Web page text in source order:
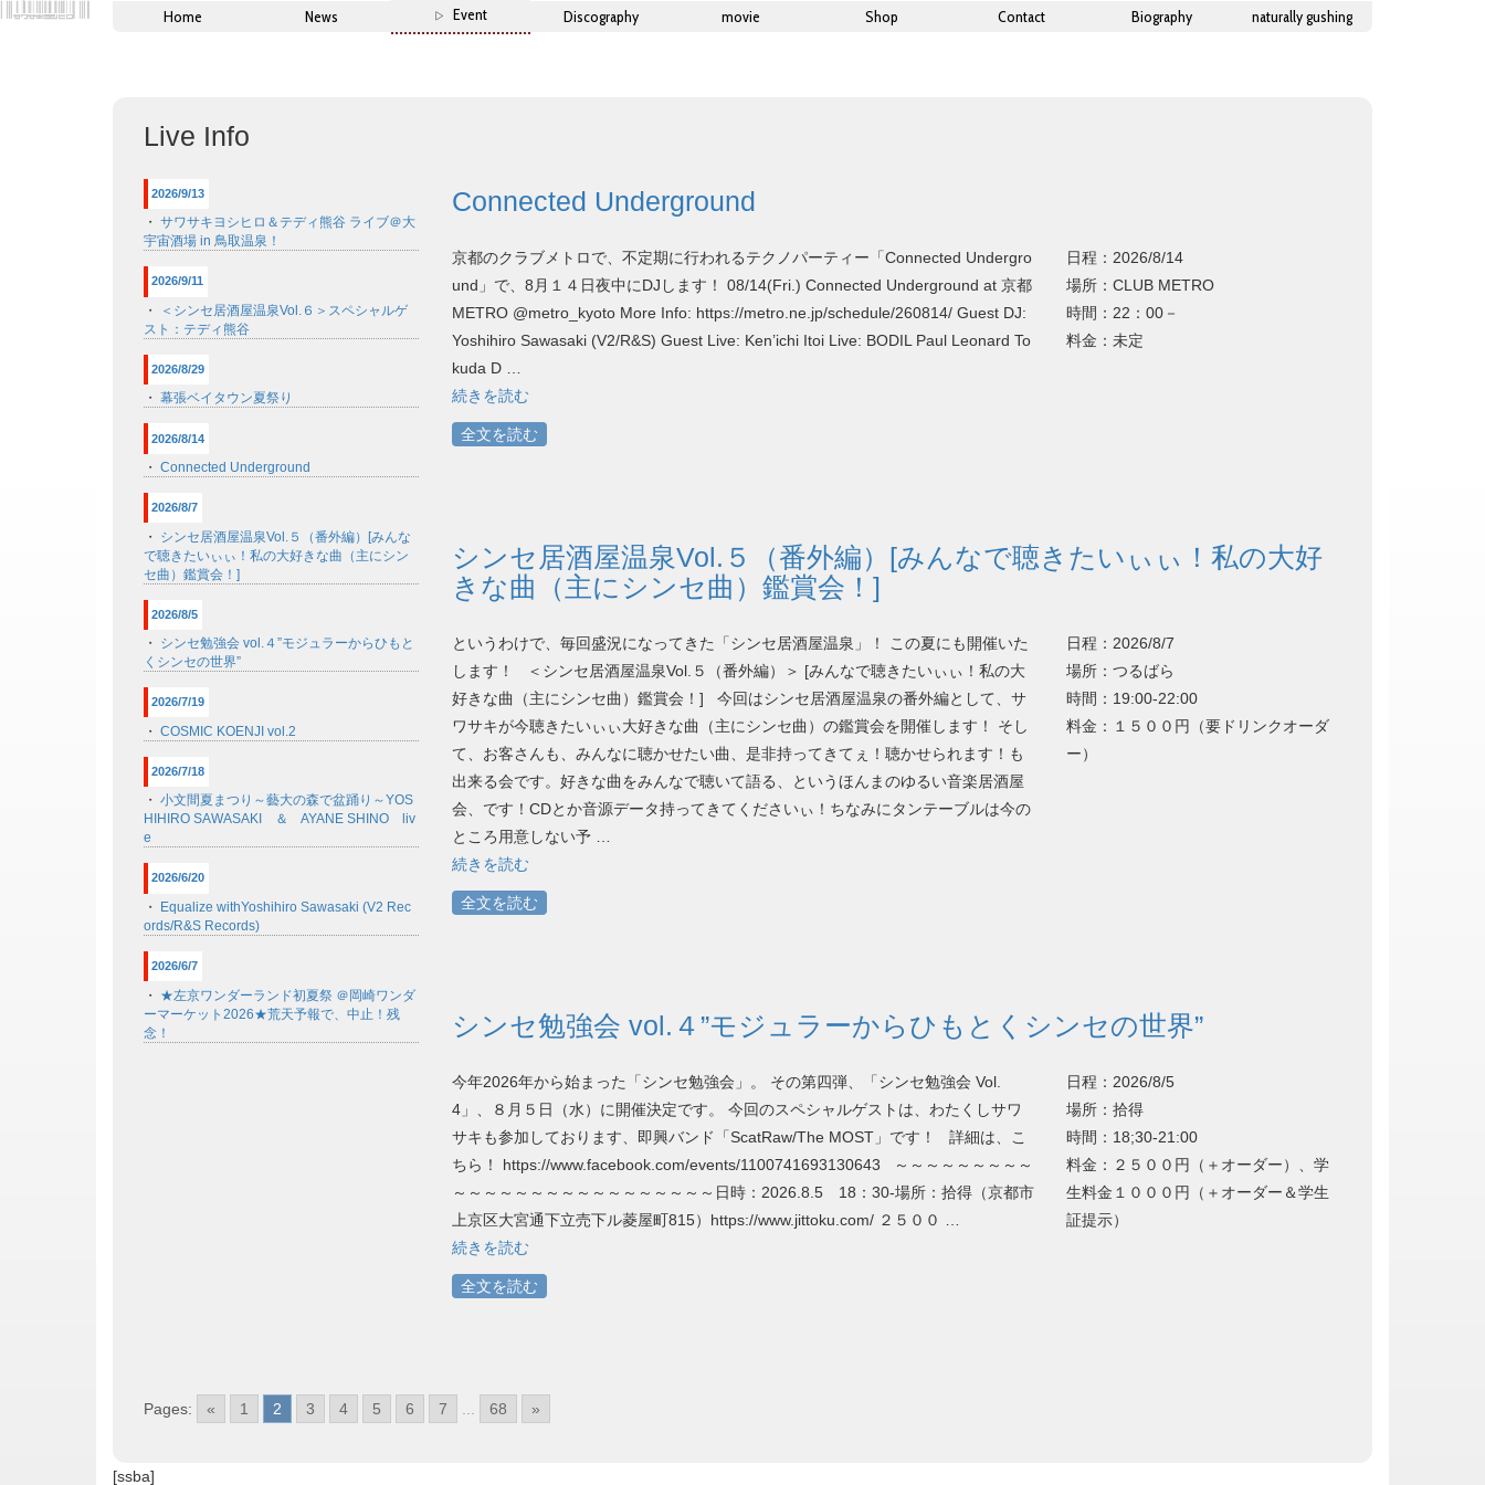
Home News Event Discography movie Shop Contact Biography naturally gushing
Live Info
2026/9/13
・ サワサキヨシヒロ＆テディ熊谷 ライブ＠大
宇宙酒場 in 鳥取温泉！
2026/9/11
・
＜シンセ居酒屋温泉Vol.６＞スペシャルゲ
スト：テディ熊谷
2026/8/29
・ 幕張ベイタウン夏祭り
2026/8/14
・ Connected Underground
2026/8/7
・ シンセ居酒屋温泉Vol.５（番外編）[みんな
で聴きたいぃぃ！私の大好きな曲（主にシン
セ曲）鑑賞会！]
2026/8/5
・ シンセ勉強会 vol.４”モジュラーからひもと
くシンセの世界”
2026/7/19
・ COSMIC KOENJI vol.2
2026/7/18
・ 小文間夏まつり～藝大の森で盆踊り～YOS
HIHIRO SAWASAKI ＆ AYANE SHINO liv
e
2026/6/20
・
Equalize withYoshihiro Sawasaki (V2 Rec
ords/R&S Records)
2026/6/7
・ ★左京ワンダーランド初夏祭 ＠岡崎ワンダ
ーマーケット2026★荒天予報で、中止！残
念！
Connected Underground
京都のクラブメトロで、不定期に行われるテクノパーティー「Connected Undergro
und」で、8月１４日夜中にDJします！ 08/14(Fri.) Connected Underground at 京都
METRO @metro_kyoto More Info: https://metro.ne.jp/schedule/260814/ Guest DJ:
Yoshihiro Sawasaki (V2/R&S) Guest Live: Ken’ichi Itoi Live: BODIL Paul Leonard To
kuda D …
続きを読む
全文を読む
日程：2026/8/14
場所：CLUB METRO
時間：22：00－
料金：未定
シンセ居酒屋温泉Vol.５（番外編）[みんなで聴きたいぃぃ！私の大好
きな曲（主にシンセ曲）鑑賞会！]
というわけで、毎回盛況になってきた「シンセ居酒屋温泉」！ この夏にも開催いた
します！ ＜シンセ居酒屋温泉Vol.５（番外編）＞ [みんなで聴きたいぃぃ！私の大
好きな曲（主にシンセ曲）鑑賞会！] 今回はシンセ居酒屋温泉の番外編として、サ
ワサキが今聴きたいぃぃ大好きな曲（主にシンセ曲）の鑑賞会を開催します！ そし
て、お客さんも、みんなに聴かせたい曲、是非持ってきてぇ！聴かせられます！も
出来る会です。好きな曲をみんなで聴いて語る、というほんまのゆるい音楽居酒屋
会、です！CDとか音源データ持ってきてくださいぃ！ちなみにタンテーブルは今の
ところ用意しない予 …
続きを読む
全文を読む
日程：2026/8/7
場所：つるばら
時間：19:00-22:00
料金：１５００円（要ドリンクオーダ
ー）
シンセ勉強会 vol.４”モジュラーからひもとくシンセの世界”
今年2026年から始まった「シンセ勉強会」。 その第四弾、「シンセ勉強会 Vol.
4」、８月５日（水）に開催決定です。 今回のスペシャルゲストは、わたくしサワ
サキも参加しております、即興バンド「ScatRaw/The MOST」です！ 詳細は、こ
ちら！ https://www.facebook.com/events/1100741693130643 ～～～～～～～～～
～～～～～～～～～～～～～～～～～日時：2026.8.5 18：30-場所：拾得（京都市
上京区大宮通下立売下ル菱屋町815）https://www.jittoku.com/ ２５００ …
続きを読む
全文を読む
日程：2026/8/5
場所：拾得
時間：18;30-21:00
料金：２５００円（＋オーダー）、学
生料金１０００円（＋オーダー＆学生
証提示）
Pages: « 1 2 3 4 5 6 7 68 »
[ssba]